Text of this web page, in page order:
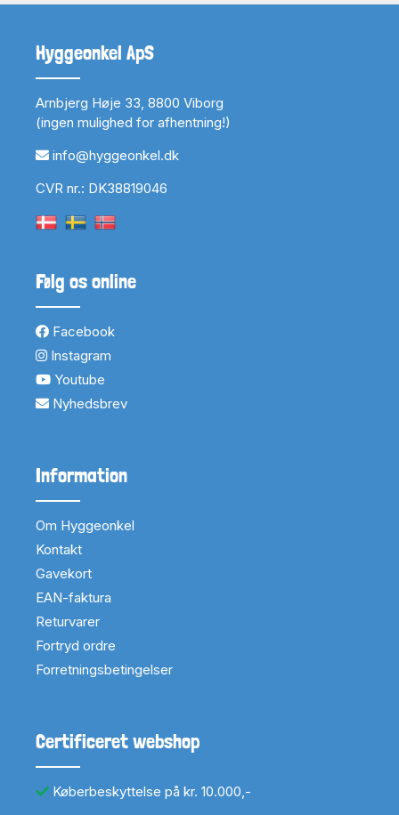
Hyggeonkel ApS
Arnbjerg Høje 33, 8800 Viborg
(ingen mulighed for afhentning!)
info@hyggeonkel.dk
CVR nr.: DK38819046
Følg os online
Facebook
Instagram
Youtube
Nyhedsbrev
Information
Om Hyggeonkel
Kontakt
Gavekort
EAN-faktura
Returvarer
Fortryd ordre
Forretningsbetingelser
Certificeret webshop
Køberbeskyttelse på kr. 10.000,-